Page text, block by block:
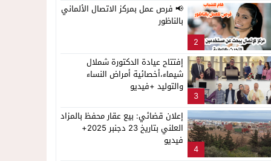
2
📢 فرص عمل بمركز الاتصال الألماني
بالناظور
3
إفتتاح عيادة الدكتورة شملال
شيماء،أخصائية أمراض النساء
والتوليد +فيديو
4
إعلان قضائي: بيع عقار محفظ بالمزاد
العلني بتاريخ 23 دجنبر 2025+
فيديو